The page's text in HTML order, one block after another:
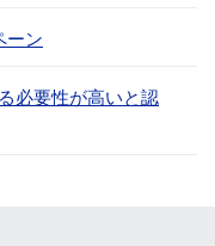
ーン
必要性が高いと認